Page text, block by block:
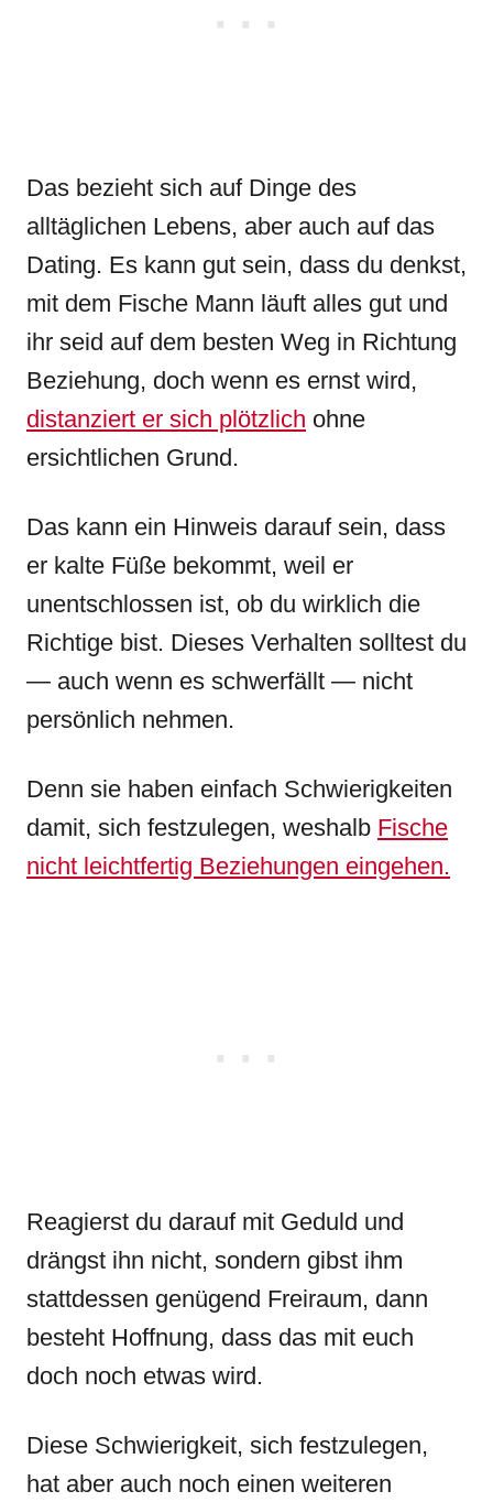
Das bezieht sich auf Dinge des
alltäglichen Lebens, aber auch auf das
Dating. Es kann gut sein, dass du denkst,
mit dem Fische Mann läuft alles gut und
ihr seid auf dem besten Weg in Richtung
Beziehung, doch wenn es ernst wird,
distanziert er sich plötzlich ohne
ersichtlichen Grund.
Das kann ein Hinweis darauf sein, dass
er kalte Füße bekommt, weil er
unentschlossen ist, ob du wirklich die
Richtige bist. Dieses Verhalten solltest du
— auch wenn es schwerfällt — nicht
persönlich nehmen.
Denn sie haben einfach Schwierigkeiten
damit, sich festzulegen, weshalb Fische
nicht leichtfertig Beziehungen eingehen.
Reagierst du darauf mit Geduld und
drängst ihn nicht, sondern gibst ihm
stattdessen genügend Freiraum, dann
besteht Hoffnung, dass das mit euch
doch noch etwas wird.
Diese Schwierigkeit, sich festzulegen,
hat aber auch noch einen weiteren